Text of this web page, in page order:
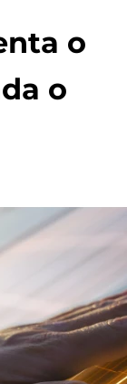
o
o